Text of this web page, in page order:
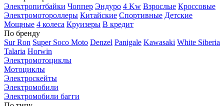
Электропитбайки Чоппер Эндуро 4 Kw Взрослые Кроссовые
Электромотороллеры Китайские Спортивные Детские
Мощные 4 колеса Круизеры В кредит
По бренду
Sur Ron Super Soco Moto Denzel Panigale Kawasaki White Siberia
Talaria Horwin
Электромотоциклы
Мотоциклы
Электроскейты
Электромобили
Электромобили багги